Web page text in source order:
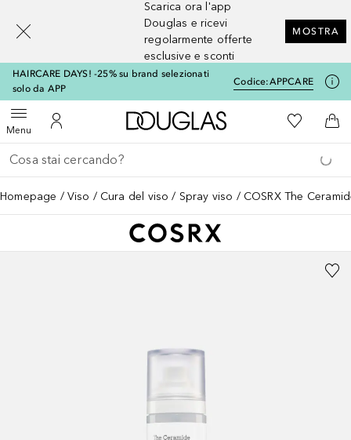
Scarica ora l'app
Douglas e ricevi
regolarmente offerte
esclusive e sconti
MOSTRA
HAIRCARE DAYS! -25% su brand selezionati
solo da APP
Codice:APPCARE
MenuApri menuAl Mio Account
A Douglas HomeAlla Mia
Al
Torna indietro
Esegui ricerca
Homepage Viso Cura del viso Spray viso COSRX The
[navigation.slideout.screenreader]